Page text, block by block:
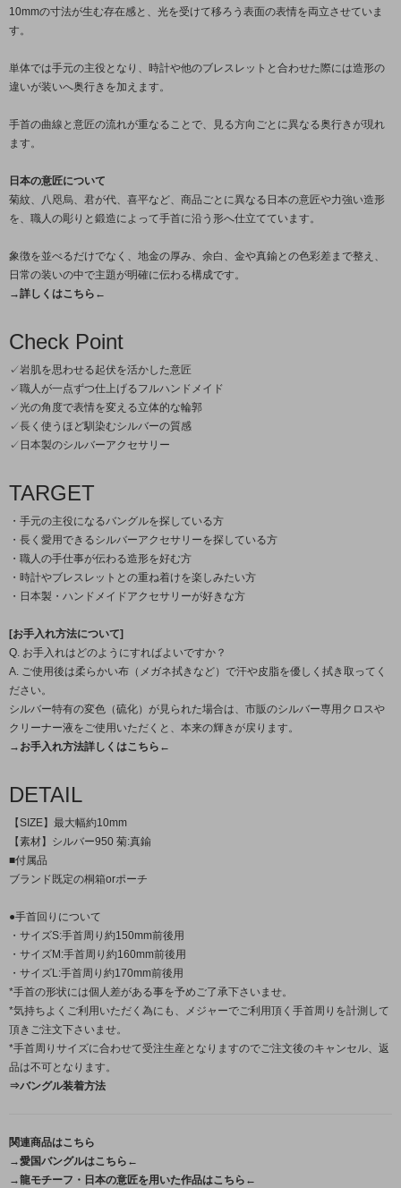
10mmの寸法が生む存在感と、光を受けて移ろう表面の表情を両立させていま
す。
単体では手元の主役となり、時計や他のブレスレットと合わせた際には造形の
違いが装いへ奥行きを加えます。
手首の曲線と意匠の流れが重なることで、見る方向ごとに異なる奥行きが現れ
ます。
日本の意匠について
菊紋、八咫烏、君が代、喜平など、商品ごとに異なる日本の意匠や力強い造形
を、職人の彫りと鍛造によって手首に沿う形へ仕立てています。
象徴を並べるだけでなく、地金の厚み、余白、金や真鍮との色彩差まで整え、
日常の装いの中で主題が明確に伝わる構成です。
→詳しくはこちら←
Check Point
✓岩肌を思わせる起伏を活かした意匠
✓職人が一点ずつ仕上げるフルハンドメイド
✓光の角度で表情を変える立体的な輪郭
✓長く使うほど馴染むシルバーの質感
✓日本製のシルバーアクセサリー
TARGET
・手元の主役になるバングルを探している方
・長く愛用できるシルバーアクセサリーを探している方
・職人の手仕事が伝わる造形を好む方
・時計やブレスレットとの重ね着けを楽しみたい方
・日本製・ハンドメイドアクセサリーが好きな方
[お手入れ方法について]
Q. お手入れはどのようにすればよいですか？
A. ご使用後は柔らかい布（メガネ拭きなど）で汗や皮脂を優しく拭き取ってく
ださい。
シルバー特有の変色（硫化）が見られた場合は、市販のシルバー専用クロスや
クリーナー液をご使用いただくと、本来の輝きが戻ります。
→お手入れ方法詳しくはこちら←
DETAIL
【SIZE】最大幅約10mm
【素材】シルバー950 菊:真鍮
■付属品
ブランド既定の桐箱orポーチ
●手首回りについて
・サイズS:手首周り約150mm前後用
・サイズM:手首周り約160mm前後用
・サイズL:手首周り約170mm前後用
*手首の形状には個人差がある事を予めご了承下さいませ。
*気持ちよくご利用いただく為にも、メジャーでご利用頂く手首周りを計測して
頂きご注文下さいませ。
*手首周りサイズに合わせて受注生産となりますのでご注文後のキャンセル、返
品は不可となります。
⇒バングル装着方法
関連商品はこちら
→愛国バングルはこちら←
→龍モチーフ・日本の意匠を用いた作品はこちら←